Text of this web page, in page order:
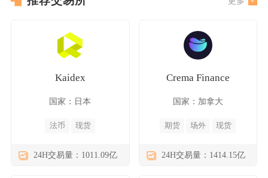
Kaidex
国家：日本
法币 现货
24H交易量：1011.09亿
Crema Finance
国家：加拿大
期货 场外 现货
24H交易量：1414.15亿